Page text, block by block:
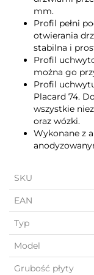
mm.
Profil pełni
otwierania
stabilna i
Profil
można go
Profil
Placard 74.
wszystkie
oraz wózki.
Wykonane z
SKU
EAN
Typ
Model
Grubość płyty